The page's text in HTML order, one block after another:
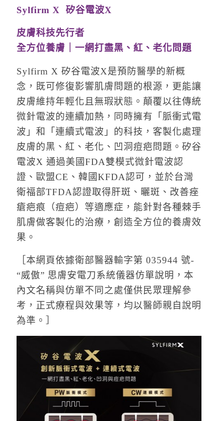
Sylfirm X 矽谷電波X
皮膚科技先行者
全方位養膚｜一網打盡黑、紅、老化問題
Sylfirm X 矽谷電波X是預防醫學的新概
念，既可修復影響肌膚問題的根源，更能讓
皮膚維持年輕化且無瑕狀態。顛覆以往傳統
微針電波的連續加熱，同時擁有「脈衝式電
波」和「連續式電波」的科技，客製化處理
皮膚的黑、紅、老化、凹洞痘疤問題。矽谷
電波X 通過美國FDA雙模式微針電波認
證、歐盟CE、韓國KFDA認可，並於台灣
衛福部TFDA認證取得肝斑、曬斑、改善痤
瘡疤痕（痘疤）等適應症，能針對各種棘手
肌膚做客製化的治療，創造全方位的養膚效
果。
［本網頁依據衛部醫器輸字第 035944 號-
“威傲” 思膚安電刀系統儀器仿單說明，本
內文名稱與仿單不同之處僅供民眾理解參
考，正式療程與效果等，均以醫師親自說明
為準。］